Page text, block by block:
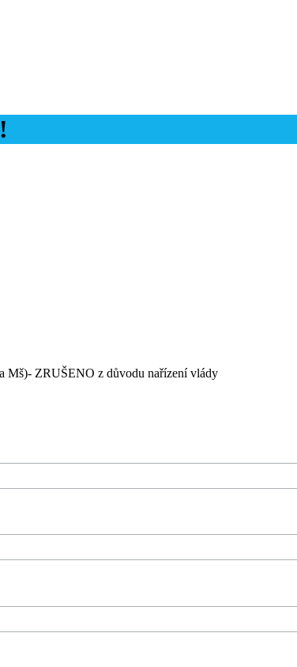
Mš)- ZRUŠENO z důvodu nařízení vlády